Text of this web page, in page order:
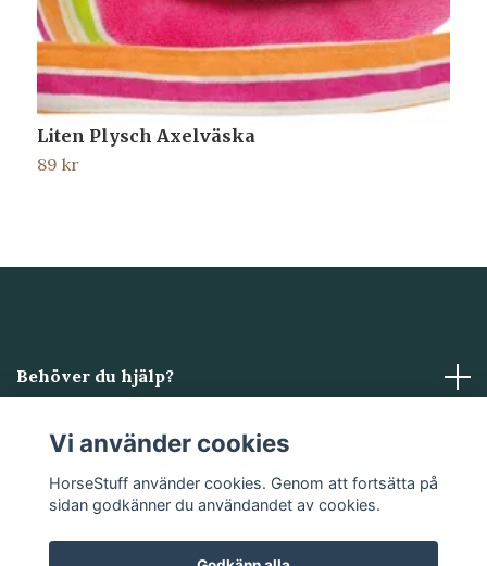
Liten Plysch Axelväska
89 kr
Behöver du hjälp?
Läs mer
Sociala medier
Vi använder cookies
HorseStuff använder cookies. Genom att fortsätta på
sidan godkänner du användandet av cookies.